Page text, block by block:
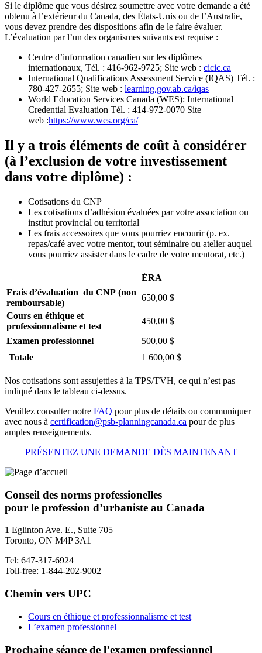
Si le diplôme que vous désirez soumettre avec votre demande a été
obtenu à l’extérieur du Canada, des États-Unis ou de l’Australie,
vous devez prendre des dispositions afin de le faire évaluer.
L’évaluation par l’un des organismes suivants est requise :
Centre d’information canadien sur les diplômes
internationaux, Tél. : 416-962-9725; Site web : cicic.ca
International Qualifications Assessment Service (IQAS) Tél. :
780-427-2655; Site web : learning.gov.ab.ca/iqas
World Education Services Canada (WES): International
Credential Evaluation Tél. : 414-972-0070 Site
web :https://www.wes.org/ca/
Il y a trois éléments de coût à considérer
(à l’exclusion de votre investissement
dans votre diplôme) :
Cotisations du CNP
Les cotisations d’adhésion évaluées par votre association ou
institut provincial ou territorial
Les frais accessoires que vous pourriez encourir (p. ex.
repas/café avec votre mentor, tout séminaire ou atelier auquel
vous pourriez assister dans le cadre de votre mentorat, etc.)
ÉRA
Frais d’évaluation du CNP (non
remboursable)
650,00 $
Cours en éthique et
professionnalisme et test
450,00 $
Examen professionnel
500,00 $
Totale
1 600,00 $
Nos cotisations sont assujetties à la TPS/TVH, ce qui n’est pas
indiqué dans le tableau ci-dessus.
Veuillez consulter notre FAQ pour plus de détails ou communiquer
avec nous à certification@psb-planningcanada.ca pour de plus
amples renseignements.
PRÉSENTEZ UNE DEMANDE DÈS MAINTENANT
Conseil des norms professionelles
pour le profession d’urbaniste au Canada
1 Eglinton Ave. E., Suite 705
Toronto, ON M4P 3A1
Tel: 647-317-6924
Toll-free: 1-844-202-9002
Chemin vers UPC
Cours en éthique et professionnalisme et test
L’examen professionnel
Prochaine séance de l’examen professionnel